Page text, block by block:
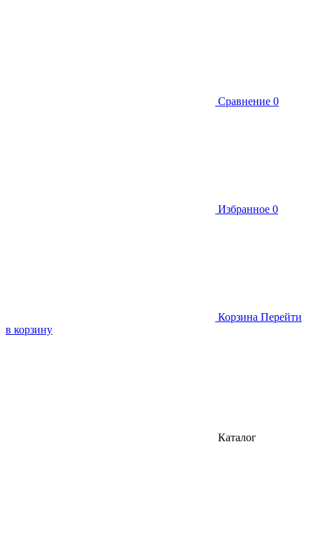
Сравнение 0
Избранное 0
Корзина Перейти
в корзину
Каталог